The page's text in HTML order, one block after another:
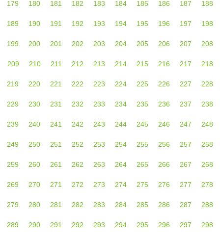
179 180 181 182 183 184 185 186 187 188
189 190 191 192 193 194 195 196 197 198
199 200 201 202 203 204 205 206 207 208
209 210 211 212 213 214 215 216 217 218
219 220 221 222 223 224 225 226 227 228
229 230 231 232 233 234 235 236 237 238
239 240 241 242 243 244 245 246 247 248
249 250 251 252 253 254 255 256 257 258
259 260 261 262 263 264 265 266 267 268
269 270 271 272 273 274 275 276 277 278
279 280 281 282 283 284 285 286 287 288
289 290 291 292 293 294 295 296 297 298